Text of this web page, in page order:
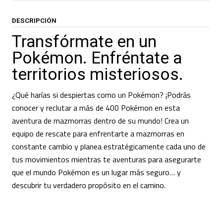
DESCRIPCIÓN
Transfórmate en un
Pokémon. Enfréntate a
territorios misteriosos.
¿Qué harías si despiertas como un Pokémon? ¡Podrás
conocer y reclutar a más de 400 Pokémon en esta
aventura de mazmorras dentro de su mundo! Crea un
equipo de rescate para enfrentarte a mazmorras en
constante cambio y planea estratégicamente cada uno de
tus movimientos mientras te aventuras para asegurarte
que el mundo Pokémon es un lugar más seguro… y
descubrir tu verdadero propósito en el camino.